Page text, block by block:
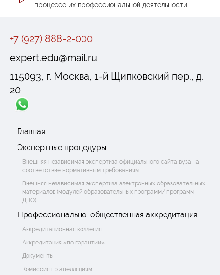
процессе их профессиональной деятельности
+7 (927) 888-2-000
expert.edu@mail.ru
115093, г. Москва, 1-й Щипковский пер., д.
20
Главная
Экспертные процедуры
Внешняя независимая экспертиза официального сайта вуза на
соответствие нормативным требованиям
Внешняя независимая экспертиза электронных образовательных
материалов (модулей образовательных программ/ программ
ДПО)
Профессионально-общественная аккредитация
Аккредитационная коллегия
Аккредитация «по гарантии»
Документы
Комиссия по апелляциям